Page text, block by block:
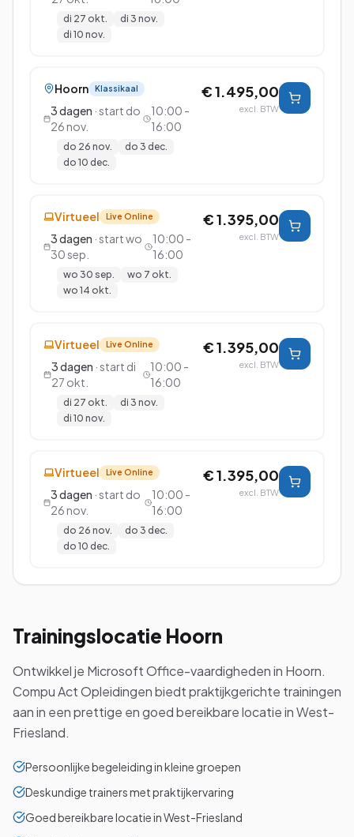
di 27 okt.
di 3 nov.
di 10 nov.
Hoorn Klassikaal
3dagen · start do
26 nov.
10:00 -
16:00
do 26 nov.
do 3 dec.
do 10 dec.
€ 1.495,00
excl. BTW
Virtueel Live Online
3dagen · startwo
30 sep.
10:00 -
16:00
wo 30 sep.
wo 7 okt.
wo 14 okt.
€ 1.395,00
excl. BTW
Virtueel Live Online
3dagen · start di
27 okt.
10:00 -
16:00
di 27 okt.
di 3 nov.
di 10 nov.
€ 1.395,00
excl. BTW
Virtueel Live Online
3dagen · start do
26 nov.
10:00 -
16:00
do 26 nov.
do 3 dec.
do 10 dec.
€ 1.395,00
excl. BTW
Trainingslocatie Hoorn
Ontwikkel je Microsoft Office-vaardigheden in Hoorn.
Compu Act Opleidingen biedt praktijkgerichte trainingen
aan in een prettige en goed bereikbare locatie in West-
Friesland.
Persoonlijke begeleiding in kleine groepen
Deskundige trainers met praktijkervaring
Goed bereikbare locatie in West-Friesland